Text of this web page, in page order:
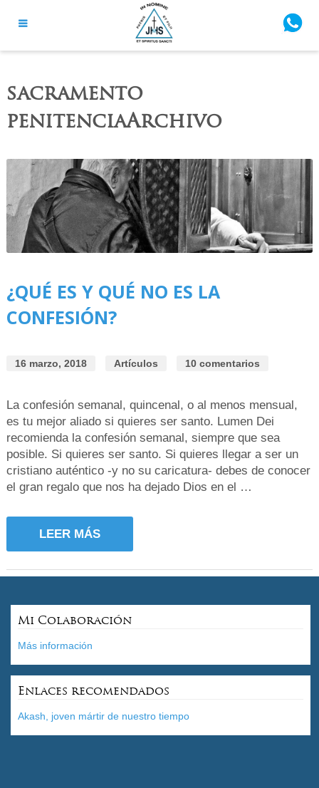
sacramento
penitenciaArchivo
¿QUÉ ES Y QUÉ NO ES LA
CONFESIÓN?
16 marzo, 2018 Artículos 10 comentarios
La confesión semanal, quincenal, o al menos mensual,
es tu mejor aliado si quieres ser santo. Lumen Dei
recomienda la confesión semanal, siempre que sea
posible. Si quieres ser santo. Si quieres llegar a ser un
cristiano auténtico -y no su caricatura- debes de conocer
el gran regalo que nos ha dejado Dios en el …
LEER MÁS
Mi Colaboración
Más información
Enlaces recomendados
Akash, joven mártir de nuestro tiempo